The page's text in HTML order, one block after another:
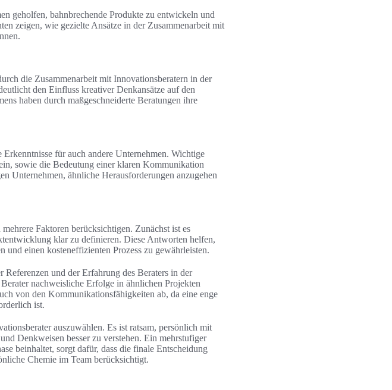
geholfen, bahnbrechende Produkte zu entwickeln und
zeigen, wie gezielte Ansätze in der Zusammenarbeit mit
die Zusammenarbeit mit Innovationsberatern in der
den Einfluss kreativer Denkansätze auf den
haben durch maßgeschneiderte Beratungen ihre
für auch andere Unternehmen. Wichtige
sowie die Bedeutung einer klaren Kommunikation
Unternehmen, ähnliche Herausforderungen anzugehen
Faktoren berücksichtigen. Zunächst ist es
klar zu definieren. Diese Antworten helfen,
und einen kosteneffizienten Prozess zu gewährleisten.
und der Erfahrung des Beraters in der
nachweisliche Erfolge in ähnlichen Projekten
von den Kommunikationsfähigkeiten ab, da eine enge
ist.
auszuwählen. Es ist ratsam, persönlich mit
Denkweisen besser zu verstehen. Ein mehrstufiger
beinhaltet, sorgt dafür, dass die finale Entscheidung
Chemie im Team berücksichtigt.